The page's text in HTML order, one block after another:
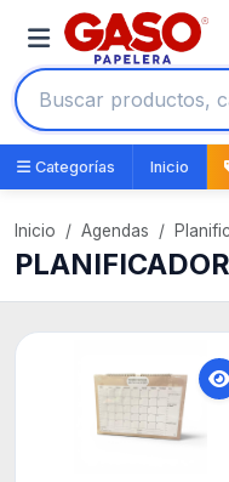
Categorías Inicio
Inicio Agendas